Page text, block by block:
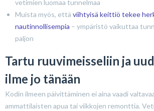
vetimien luomaa tunnelmaa
Muista myös, että viihtyisä keittiö tekee
nautinnollisempia – ympäristö vaikuttaa
paljon
Tartu ruuvimeisseliin ja
ilme jo tänään
Kodin ilmeen päivittäminen ei aina vaadi
ammattilaisten apua tai viikkojen remonttia.